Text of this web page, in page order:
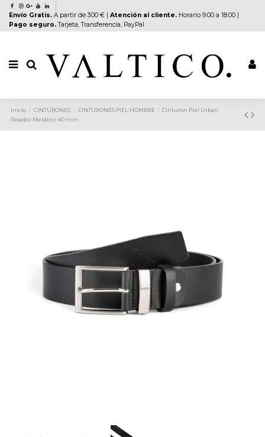
Envío Gratis. A partir de 300 € | Atención al cliente. Horario 9.00 a 18.00 |
Pago seguro.Tarjeta, Transferencia, PayPal
Inicio CINTURONES CINTURONES PIEL HOMBRE
Cinturón Piel Urban
Pasador Metálico 40 mm